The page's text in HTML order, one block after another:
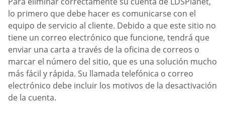
lo primero que debe hacer es comunicarse con el
equipo de servicio al cliente. Debido a que este sitio no
tiene un correo electrónico que funcione, tendrá que
enviar una carta a través de la oficina de correos o
marcar el número del sitio, que es una solución mucho
más fácil y rápida. Su llamada telefónica o correo
electrónico debe incluir los motivos de la desactivación
de la cuenta.